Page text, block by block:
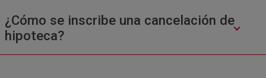
¿Cómo se inscribe una cancelación de
hipoteca?